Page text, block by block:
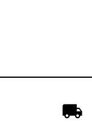
local_shipping